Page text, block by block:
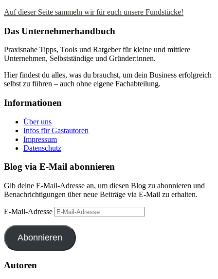
Auf dieser Seite sammeln wir für euch unsere Fundstücke!
Das Unternehmerhandbuch
Praxisnahe Tipps, Tools und Ratgeber für kleine und mittlere
Unternehmen, Selbstständige und Gründer:innen.
Hier findest du alles, was du brauchst, um dein Business erfolgreich
selbst zu führen – auch ohne eigene Fachabteilung.
Informationen
Über uns
Infos für Gastautoren
Impressum
Datenschutz
Blog via E-Mail abonnieren
Gib deine E-Mail-Adresse an, um diesen Blog zu abonnieren und
Benachrichtigungen über neue Beiträge via E-Mail zu erhalten.
E-Mail-Adresse
Abonnieren
Autoren